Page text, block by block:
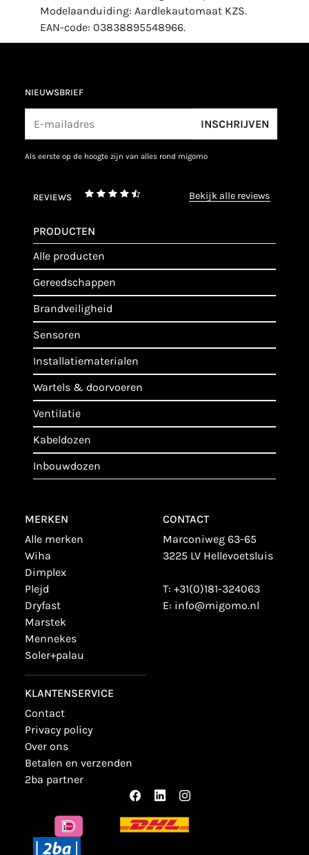
Modelaanduiding: Aardlekautomaat KZS.
EAN-code: 03838895548966.
NIEUWSBRIEF
INSCHRIJVEN
als eerste op de hoogte zijn van alles rond migomo
REVIEWS bekijk alle reviews
PRODUCTEN
alle producten
gereedschappen
brandveiligheid
sensoren
installatiematerialen
wartels & doorvoeren
ventilatie
kabeldozen
inbouwdozen
MERKEN
alle merken
wiha
dimplex
plejd
dryfast
marstek
mennekes
soler+palau
KLANTENSERVICE
contact
privacy policy
over ons
betalen en verzenden
2ba partner
CONTACT
Marconiweg 63-65
3225 LV Hellevoetsluis
T: +31(0)181-324063
E: info@migomo.nl